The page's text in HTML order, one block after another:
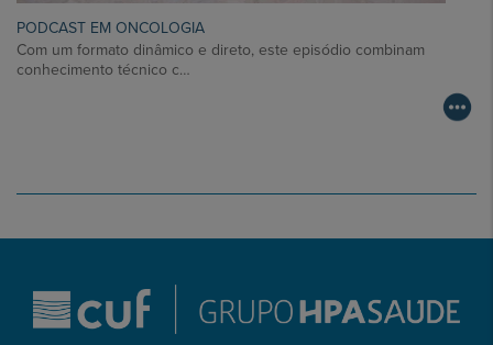
PODCAST EM ONCOLOGIA
Com um formato dinâmico e direto, este episódio combinam
conhecimento técnico c…